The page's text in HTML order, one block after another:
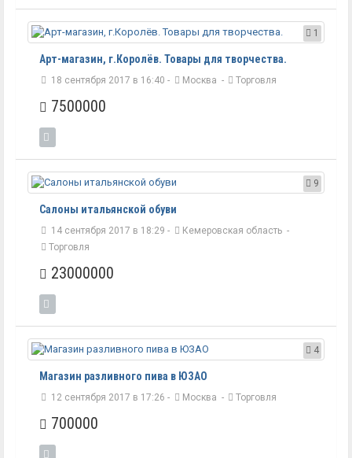
1
Арт-магазин, г.Королёв. Товары для творчества.
18 сентября 2017 в 16:40 - Москва - Торговля
7500000
9
Салоны итальянской обуви
14 сентября 2017 в 18:29 - Кемеровская область -
Торговля
23000000
4
Магазин разливного пива в ЮЗАО
12 сентября 2017 в 17:26 - Москва - Торговля
700000